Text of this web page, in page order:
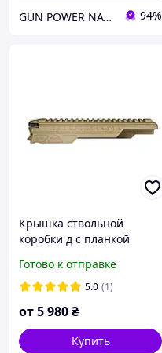
GUN POWER NATION 94%
Крышка ствольной
коробки д с планкой
Церакот (Cerakote - coyote
tan)
Готово к отправке
5.0 (1)
от5 980₴
Купить